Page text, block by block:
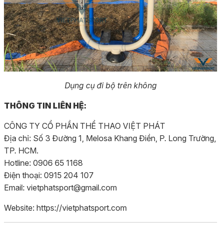
Dụng cụ đi bộ trên không
THÔNG TIN LIÊN HỆ:
CÔNG TY CỔ PHẦN THỂ THAO VIỆT PHÁT
Địa chỉ: Số 3 Đường 1, Melosa Khang Điền, P. Long Trường,
TP. HCM.
Hotline: 0906 65 1168
Điện thoại: 0915 204 107
Email: vietphatsport@gmail.com
Website: https://vietphatsport.com